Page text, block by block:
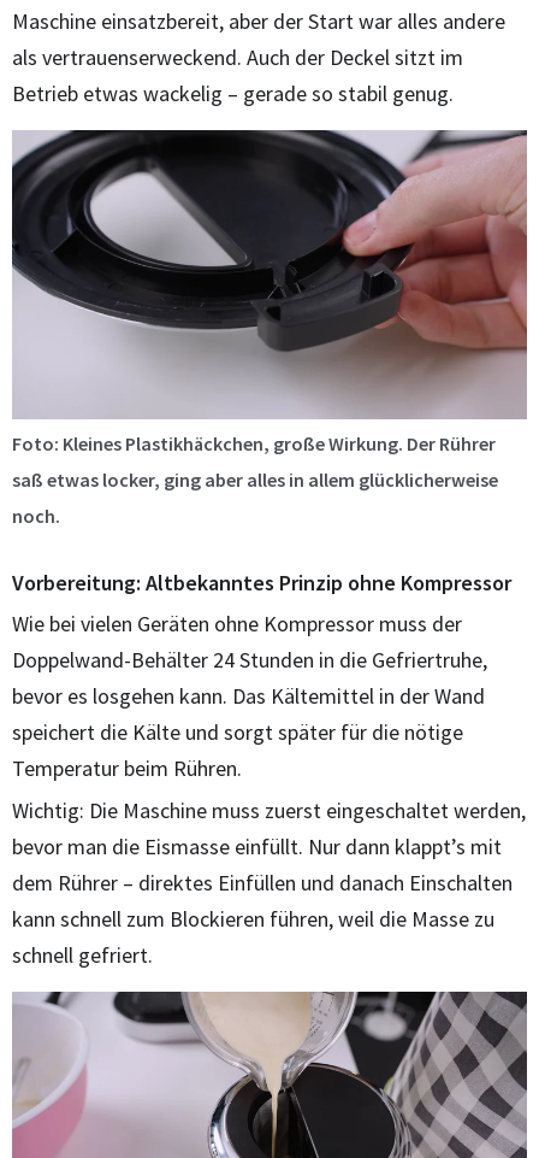
Maschine einsatzbereit, aber der Start war alles andere
als vertrauenserweckend. Auch der Deckel sitzt im
Betrieb etwas wackelig – gerade so stabil genug.
Foto: Kleines Plastikhäckchen, große Wirkung. Der Rührer
saß etwas locker, ging aber alles in allem glücklicherweise
noch.
Vorbereitung: Altbekanntes Prinzip ohne Kompressor
Wie bei vielen Geräten ohne Kompressor muss der
Doppelwand-Behälter 24 Stunden in die Gefriertruhe,
bevor es losgehen kann. Das Kältemittel in der Wand
speichert die Kälte und sorgt später für die nötige
Temperatur beim Rühren.
Wichtig: Die Maschine muss zuerst eingeschaltet werden,
bevor man die Eismasse einfüllt. Nur dann klappt’s mit
dem Rührer – direktes Einfüllen und danach Einschalten
kann schnell zum Blockieren führen, weil die Masse zu
schnell gefriert.